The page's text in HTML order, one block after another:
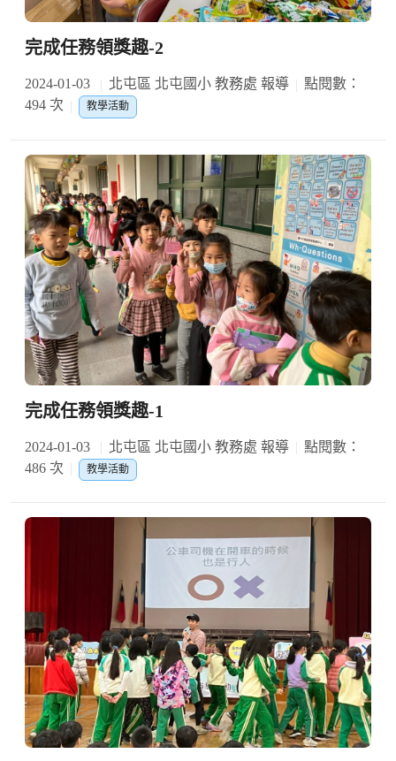
完成任務領獎趣-2
2024-01-03 北屯區 北屯國小 教務處 報導
點閱數：
494 次
教學活動
完成任務領獎趣-1
2024-01-03 北屯區 北屯國小 教務處 報導
點閱數：
486 次
教學活動